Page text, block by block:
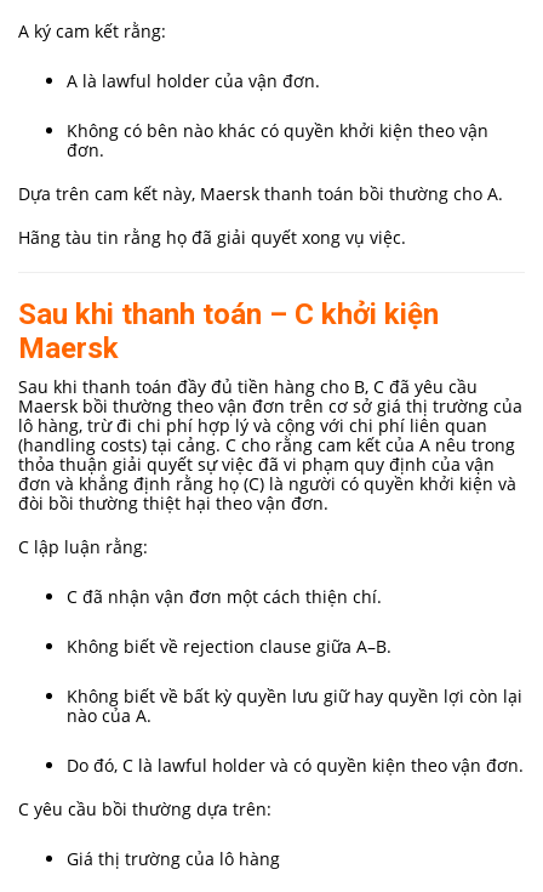
A ký cam kết rằng:
A là lawful holder của vận đơn.
Không có bên nào khác có quyền khởi kiện theo vận
đơn.
Dựa trên cam kết này, Maersk thanh toán bồi thường cho A.
Hãng tàu tin rằng họ đã giải quyết xong vụ việc.
Sau khi thanh toán – C khởi kiện
Maersk
Sau khi thanh toán đầy đủ tiền hàng cho B, C đã yêu cầu
Maersk bồi thường theo vận đơn trên cơ sở giá thị trường của
lô hàng, trừ đi chi phí hợp lý và cộng với chi phí liên quan
(handling costs) tại cảng. C cho rằng cam kết của A nêu trong
thỏa thuận giải quyết sự việc đã vi phạm quy định của vận
đơn và khẳng định rằng họ (C) là người có quyền khởi kiện và
đòi bồi thường thiệt hại theo vận đơn.
C lập luận rằng:
C đã nhận vận đơn một cách thiện chí.
Không biết về rejection clause giữa A–B.
Không biết về bất kỳ quyền lưu giữ hay quyền lợi còn lại
nào của A.
Do đó, C là lawful holder và có quyền kiện theo vận đơn.
C yêu cầu bồi thường dựa trên:
Giá thị trường của lô hàng